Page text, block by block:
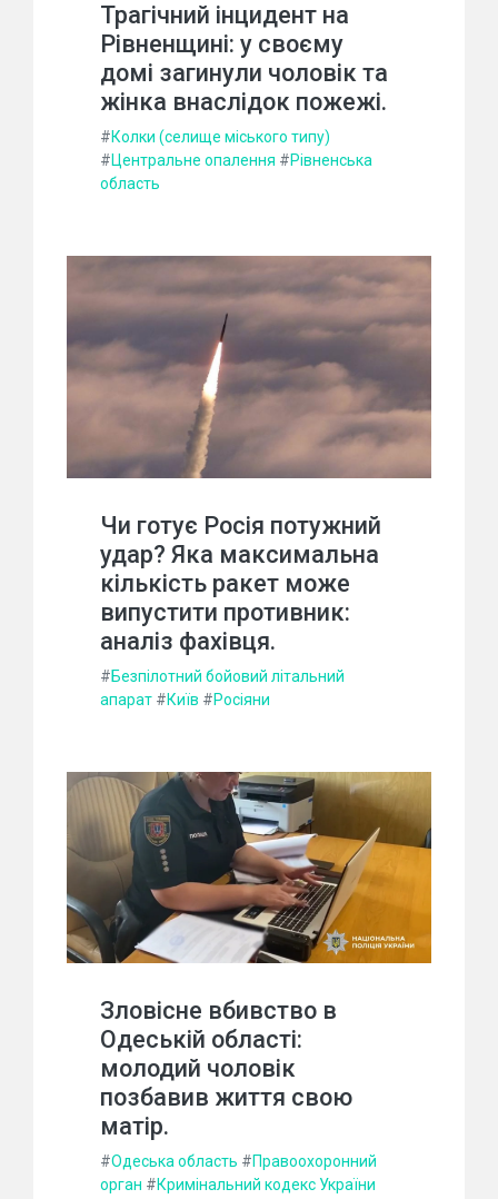
Трагічний інцидент на
Рівненщині: у своєму
домі загинули чоловік та
жінка внаслідок пожежі.
#Колки (селище міського типу)
#Центральне опалення #Рівненська
область
Чи готує Росія потужний
удар? Яка максимальна
кількість ракет може
випустити противник:
аналіз фахівця.
#Безпілотний бойовий літальний
апарат #Київ #Росіяни
Зловісне вбивство в
Одеській області:
молодий чоловік
позбавив життя свою
матір.
#Одеська область #Правоохоронний
орган #Кримінальний кодекс України